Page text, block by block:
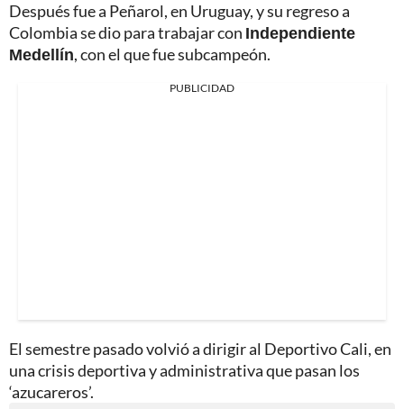
Después fue a Peñarol, en Uruguay, y su regreso a
Colombia se dio para trabajar con Independiente
Medellín, con el que fue subcampeón.
PUBLICIDAD
El semestre pasado volvió a dirigir al Deportivo Cali, en
una crisis deportiva y administrativa que pasan los
‘azucareros’.